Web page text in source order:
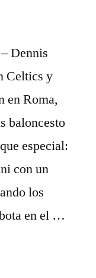
Dennis
Celtics y
en Roma,
baloncesto
especial:
con un
los
en el …